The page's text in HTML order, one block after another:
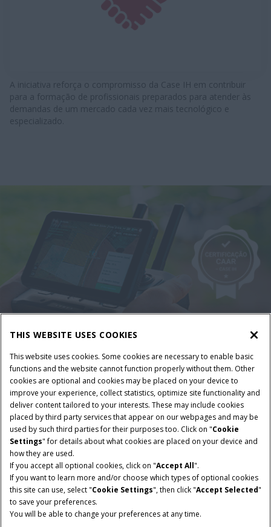
A iniciativa reforça o compromisso da Case IH em contribuir
para a formação de profissionais preparados para atender às
demandas de um mercado cada vez mais tecnológico e
especializado.
Inscrição
Garanta um desconto especial realizando sua pré-
inscrição!
FAZER INSCRIÇÃO
THIS WEBSITE USES COOKIES
This website uses cookies. Some cookies are necessary to enable basic
functions and the website cannot function properly without them. Other
cookies are optional and cookies may be placed on your device to
improve your experience, collect statistics, optimize site functionality and
deliver content tailored to your interests. These may include cookies
placed by third party services that appear on our webpages and may be
used by such third parties for their purposes too. Click on "Cookie
Settings" for details about what cookies are placed on your device and
how they are used.
If you accept all optional cookies, click on "Accept All".
If you want to learn more and/or choose which types of optional cookies
this site can use, select "Cookie Settings", then click "Accept Selected"
to save your preferences.
You will be able to change your preferences at any time.